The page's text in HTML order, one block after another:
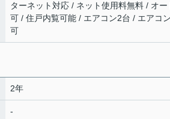
ターネット対応 / ネット使用料無料 / オ
可 / 住戸内覧可能 / エアコン2台 / エアコ
可
2年
-